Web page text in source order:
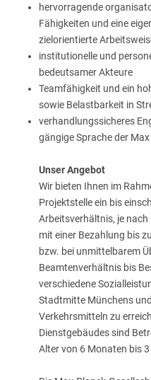
hervorragende
Fähigkeiten und eine
zielorientierte
institutionelle und
bedeutsamer Akteure
Teamfähigkeit und ein
sowie Belastbarkeit in
verhandlungssicheres
gängige Sprache der
Unser Angebot
Wir bieten Ihnen im
Projektstelle ein bis
Arbeitsverhältnis, je
mit einer Bezahlung bis
bzw. bei unmittelbarem
Beamtenverhältnis bis
verschiedene
Stadtmitte Münchens
Verkehrsmitteln zu
Dienstgebäudes sind
Alter von 6 Monaten bis